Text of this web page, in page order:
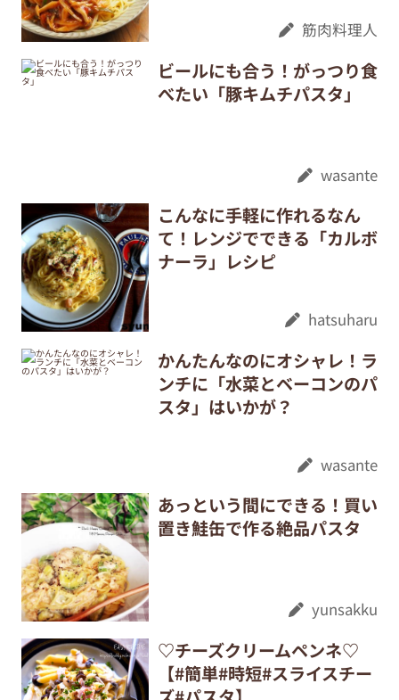
筋肉料理人
ビールにも合う！がっつり食
べたい「豚キムチパスタ」
wasante
こんなに手軽に作れるなん
て！レンジでできる「カルボ
ナーラ」レシピ
hatsuharu
かんたんなのにオシャレ！ラ
ンチに「水菜とベーコンのパ
スタ」はいかが？
wasante
あっという間にできる！買い
置き鮭缶で作る絶品パスタ
yunsakku
♡チーズクリームペンネ♡
【#簡単#時短#スライスチー